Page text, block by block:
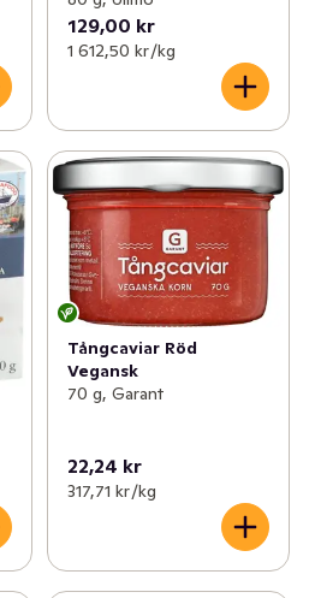
129,00 kr
1 612,50 kr /kg
Tångcaviar Röd
Vegansk
70 g, Garant
22,24 kr
317,71 kr /kg